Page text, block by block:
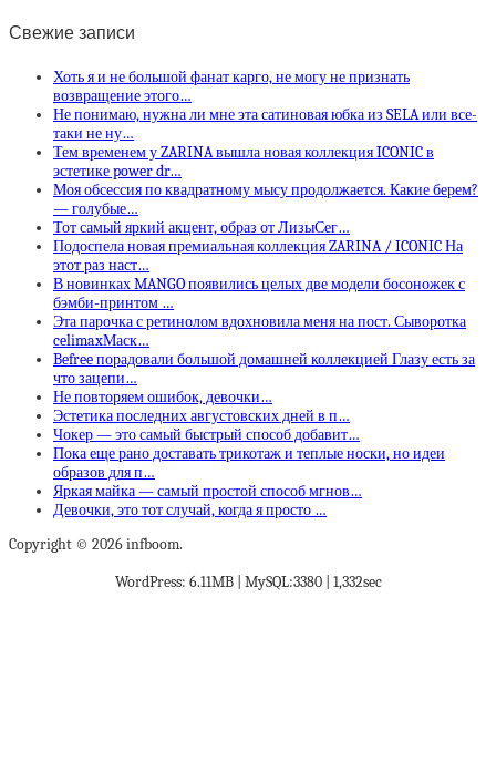
Свежие записи
Хоть я и не большой фанат карго, не могу не признать
возвращение этого…
Не понимаю, нужна ли мне эта сатиновая юбка из SELA или все-
таки не ну…
Тем временем у ZARINA вышла новая коллекция ICONIC в
эстетике power dr…
Моя обсессия по квадратному мысу продолжается. Какие берем?
— голубые…
Тот самый яркий акцент, образ от ЛизыСег…
Подоспела новая премиальная коллекция ZARINA / ICONIC На
этот раз наст…
В новинках MANGO появились целых две модели босоножек с
бэмби-принтом …
Эта парочка с ретинолом вдохновила меня на пост. Сыворотка
celimaxМаск…
Befree порадовали большой домашней коллекцией Глазу есть за
что зацепи…
Не повторяем ошибок, девочки…
Эстетика последних августовских дней в п…
Чокер — это самый быстрый способ добавит…
Пока еще рано доставать трикотаж и теплые носки, но идеи
образов для п…
Яркая майка — самый простой способ мгнов…
Девочки, это тот случай, когда я просто …
Copyright © 2026 infboom.
WordPress: 6.11MB | MySQL:3380 | 1,332sec